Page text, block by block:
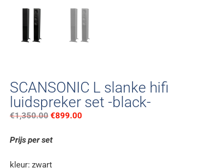
SCANSONIC L slanke hifi
luidspreker set -black-
€1,350.00 €899.00
Prijs per set
kleur: zwart